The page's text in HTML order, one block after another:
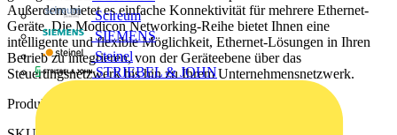
Scireum
SIEMENS
Steinel
STRIEBEL & JOHN
Außerdem bietet es einfache Konnektivität für mehrere Ethernet-
Geräte. Die Modicon Networking-Reihe bietet Ihnen eine
intelligente und flexible Möglichkeit, Ethernet-Lösungen in Ihren
Betrieb zu integrieren, von der Geräteebene über das
Steuerungsnetzwerk bis hin zu Ihrem Unternehmensnetzwerk.
Produktkennzeichen